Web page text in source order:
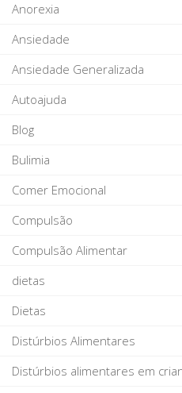
Anorexia
Ansiedade
Ansiedade Generalizada
Autoajuda
Blog
Bulimia
Comer Emocional
Compulsão
Compulsão Alimentar
dietas
Dietas
Distúrbios Alimentares
Distúrbios alimentares em